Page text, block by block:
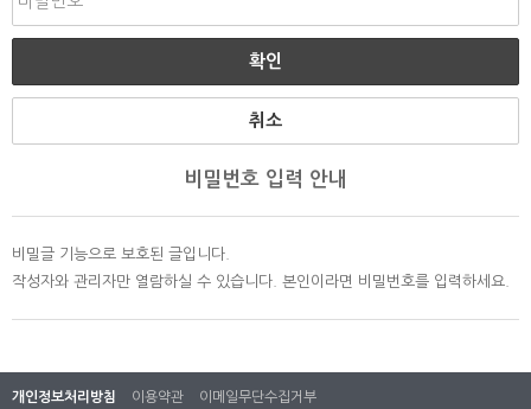
취소
비밀번호 입력 안내
비밀글 기능으로 보호된 글입니다.
작성자와 관리자만 열람하실 수 있습니다. 본인이라면 비밀번호를 입력하세요.
개인정보처리방침 이용약관 이메일무단수집거부